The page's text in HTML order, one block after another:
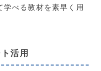
学べる教材を素早く用
活用